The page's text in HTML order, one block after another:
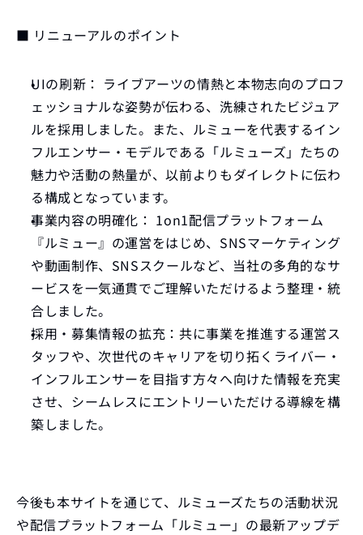
■ リニューアルのポイント
UIの刷新： ライブアーツの情熱と本物志向のプロフ
ェッショナルな姿勢が伝わる、洗練されたビジュア
ルを採用しました。また、ルミューを代表するイン
フルエンサー・モデルである「ルミューズ 」たちの
魅力や活動の熱量が、以前よりもダイレクトに伝わ
る構成となっています。
事業内容の明確化： 1on1配信プラットフォーム
『ルミュー』の運営をはじめ、SNSマーケティング
や動画制作、SNSスクールなど、当社の多角的なサ
ービスを一気通貫でご理解いただけるよう整理・統
合しました。
採用・募集情報の拡充：共に事業を推進する運営ス
タッフや、次世代のキャリアを切り拓くライバー・
インフルエンサーを目指す方々へ向けた情報を充実
させ、シームレスにエントリーいただける導線を構
築しました。
今後も本サイトを通じて、ルミューズたちの活動状況
や配信プラットフォーム「ルミュー」の最新アップデ